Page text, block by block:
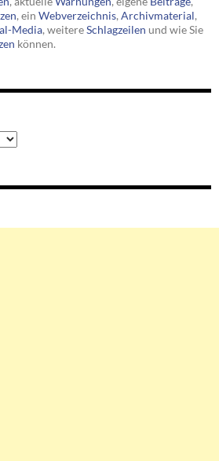
, ein Webverzeichnis, Archivmaterial,
Media, weitereSchlagzeilen und wie Sie
können.